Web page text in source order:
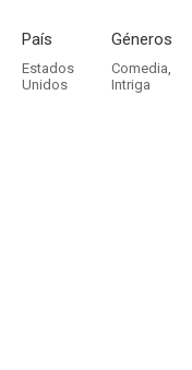
País
Estados
Unidos
Géneros
Comedia,
Intriga